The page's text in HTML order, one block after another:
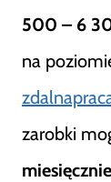
500 – 6
na
zarobki
miesięcznie